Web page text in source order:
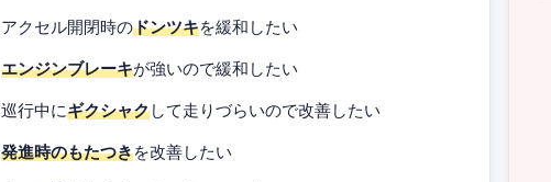
アクセル開閉時のドンツキを緩和したい
エンジンブレーキが強いので緩和したい
巡行中にギクシャクして走りづらいので改善したい
発進時のもたつきを改善したい